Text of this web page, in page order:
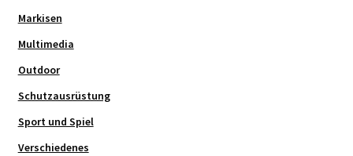
Markisen
Multimedia
Outdoor
Schutzausrüstung
Sport und Spiel
Verschiedenes